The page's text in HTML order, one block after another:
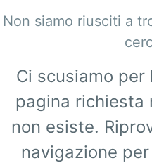
Non siamo riusciti a
Ci scusiamo per
pagina richiesta
non esiste.
navigazione